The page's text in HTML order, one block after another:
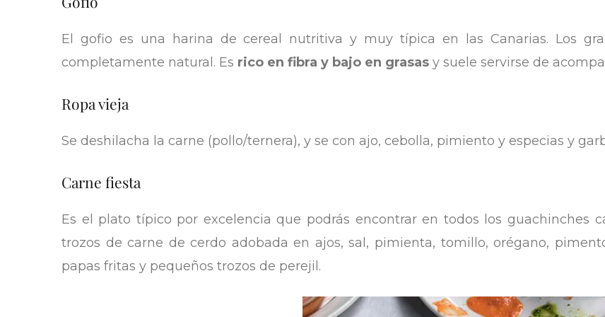
El gofio es una harina de cereal nutritiva y muy típica en las Canarias. Los
completamente natural. Es rico en fibra y bajo en grasas y suele servirse de
Ropa vieja
Se deshilacha la carne (pollo/ternera), y se con ajo, cebolla, pimiento y especias y
Carne fiesta
Es el plato típico por excelencia que podrás encontrar en todos los guachinches
trozos de carne de cerdo adobada en ajos, sal, pimienta, tomillo, orégano,
papas fritas y pequeños trozos de perejil.